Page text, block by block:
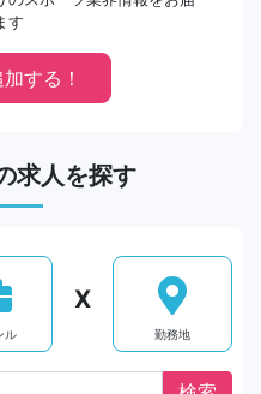
す
する！
求人を探す
ル
X
勤務地